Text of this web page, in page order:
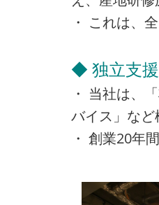
・ これは、
◆ 独立支
・ 当社は、
バイス」など
・ 創業20年